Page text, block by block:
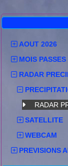
AOUT 2026
MOIS PASSES
RADAR
RADAR
SATELLITE
WEBCAM
PREVISIONS